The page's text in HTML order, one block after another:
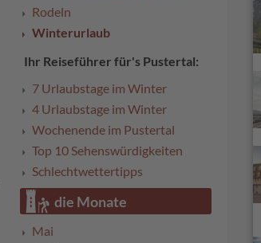
Rodeln
Winterurlaub
Ihr Reiseführer für's Pustertal:
7 Urlaubstage im Winter
4 Urlaubstage im Winter
Wochenende im Pustertal
Top 10 Sehenswürdigkeiten
Schlechtwettertipps
die Monate
Mai